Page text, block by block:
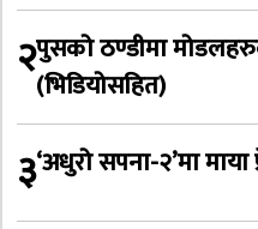
२पुसको ठण्डीमा
(भिडियोसहित)
३‘अधुरो सपना-२’मा